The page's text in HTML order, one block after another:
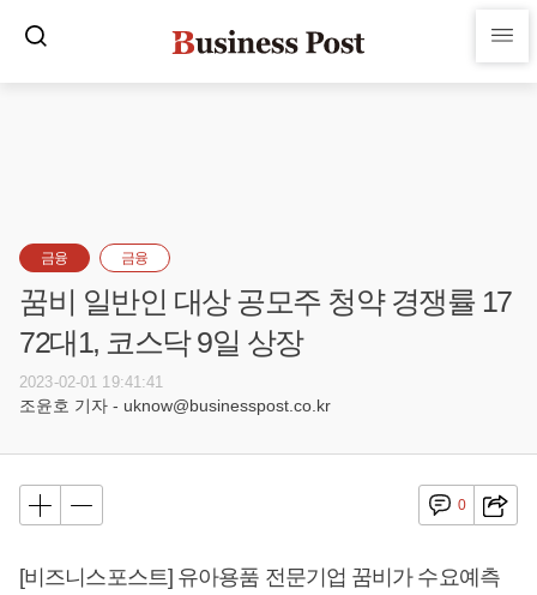
금융 금융
꿈비 일반인 대상 공모주 청약 경쟁률 17
72대1, 코스닥 9일 상장
2023-02-01 19:41:41
조윤호 기자 - uknow@businesspost.co.kr
0
[비즈니스포스트] 유아용품 전문기업 꿈비가 수요예측